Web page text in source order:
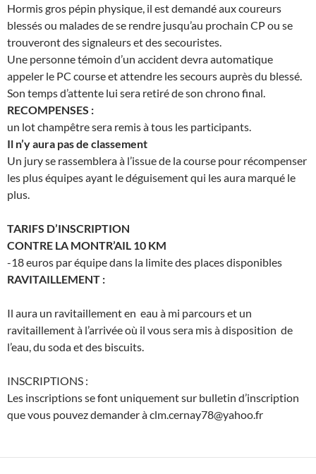
Hormis gros pépin physique, il est demandé aux coureurs
blessés ou malades de se rendre jusqu’au prochain CP ou se
trouveront des signaleurs et des secouristes.
Une personne témoin d’un accident devra automatique
appeler le PC course et attendre les secours auprès du blessé.
Son temps d’attente lui sera retiré de son chrono final.
RECOMPENSES :
un lot champêtre sera remis à tous les participants.
Il n’y aura pas de classement
Un jury se rassemblera à l’issue de la course pour récompenser
les plus équipes ayant le déguisement qui les aura marqué le
plus.
TARIFS D’INSCRIPTION
CONTRE LA MONTR’AIL 10 KM
-18 euros par équipe dans la limite des places disponibles
RAVITAILLEMENT :
Il aura un ravitaillement en eau à mi parcours et un
ravitaillement à l’arrivée où il vous sera mis à disposition de
l’eau, du soda et des biscuits.
INSCRIPTIONS :
Les inscriptions se font uniquement sur bulletin d’inscription
que vous pouvez demander à clm.cernay78@yahoo.fr